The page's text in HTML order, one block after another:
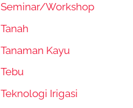
Seminar/Workshop
Tanah
Tanaman Kayu
Tebu
Teknologi Irigasi